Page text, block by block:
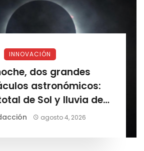
INNOVACIÓN
dos grandes
astronómicos:
de Sol y lluvia de
estrellasagosto 4, 2026